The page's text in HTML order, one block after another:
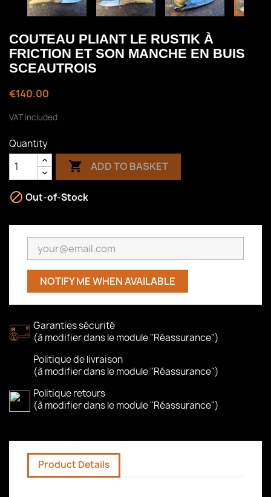
COUTEAU PLIANT LE RUSTIK À
FRICTION ET SON MANCHE EN BUIS
SCEAUTROIS
€140.00
VAT included
Quantity
 ADD TO BASKET
 Out-of-Stock
NOTIFY ME WHEN AVAILABLE
Garanties sécurité
(à modifier dans le module "Réassurance")
Politique de livraison
(à modifier dans le module "Réassurance")
Politique retours
(à modifier dans le module "Réassurance")
Product Details